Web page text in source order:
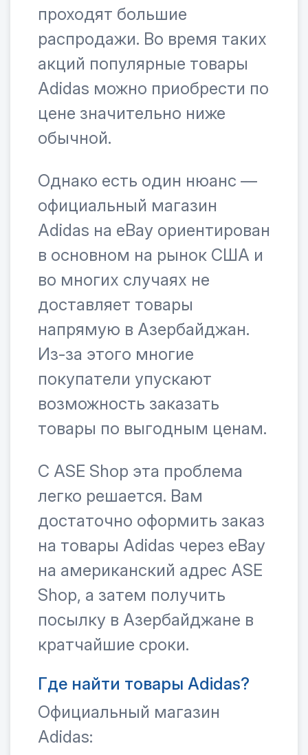
проходят большие
распродажи. Во время таких
акций популярные товары
Adidas можно приобрести по
цене значительно ниже
обычной.
Однако есть один нюанс —
официальный магазин
Adidas на eBay ориентирован
в основном на рынок США и
во многих случаях не
доставляет товары
напрямую в Азербайджан.
Из-за этого многие
покупатели упускают
возможность заказать
товары по выгодным ценам.
С ASE Shop эта проблема
легко решается. Вам
достаточно оформить заказ
на товары Adidas через eBay
на американский адрес ASE
Shop, а затем получить
посылку в Азербайджане в
кратчайшие сроки.
Где найти товары Adidas?
Официальный магазин
Adidas: